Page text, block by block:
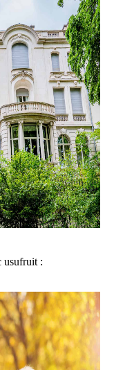
usufruit :